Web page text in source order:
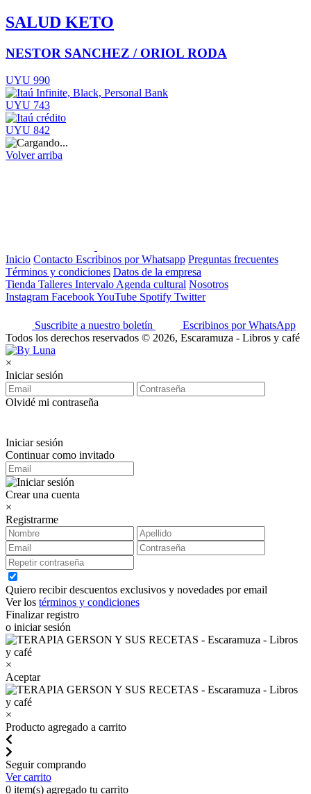
SALUD KETO
NESTOR SANCHEZ / ORIOL RODA
UYU 990
UYU 743
UYU 842
Volver arriba
Inicio Contacto Escribinos por Whatsapp Preguntas frecuentes
Términos y condiciones Datos de la empresa
Tienda Talleres Intervalo Agenda cultural Nosotros
Instagram FacebookYouTube Spotify Twitter
Suscribite a nuestro boletín
Escribinos por WhatsApp
Todos los derechos reservados © 2026, Escaramuza - Libros y café
×
Iniciar sesión
Olvidé mi contraseña
Iniciar sesión
Continuar como invitado
Crear una cuenta
×
Registrarme
Quiero recibir descuentos exclusivos y novedades por email
Ver los términos y condiciones
Finalizar registro
o iniciar sesión
×
Aceptar
×
Producto agregado a carrito
Seguir comprando
Ver carrito
0 item(s) agregado tu carrito